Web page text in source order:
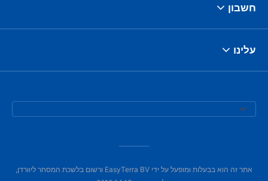
חשבון
עלינו
אתר זה הוא בבעלות ומופעל על ידי EasyTerra BV ורשום בלשכת המסחר ליוורדן,